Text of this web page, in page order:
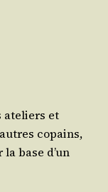
ate­liers et
copains,
base d’un